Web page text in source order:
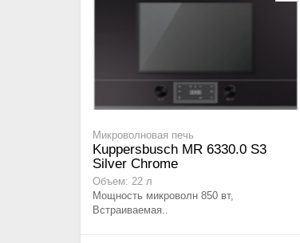
Микроволновая печь
Kuppersbusch MR 6330.0 S3
Silver Chrome
Объем: 22 л
Мощность микроволн 850 вт,
Встраиваемая..